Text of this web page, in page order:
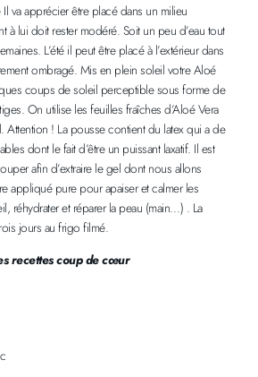
va apprécier être placé dans un milieu
à lui doit rester modéré. Soit un peu d’eau tout
L’été il peut être placé à l’extérieur dans
ombragé. Mis en plein soleil votre Aloé
coups de soleil perceptible sous forme de
On utilise les feuilles fraîches d’Aloé Vera
Attention ! La pousse contient du latex qui a de
dont le fait d’être un puissant laxatif. Il est
afin d’extraire le gel dont nous allons
appliqué pure pour apaiser et calmer les
réhydrater et réparer la peau (main…) . La
jours au frigo filmé.
recettes coup de cœur